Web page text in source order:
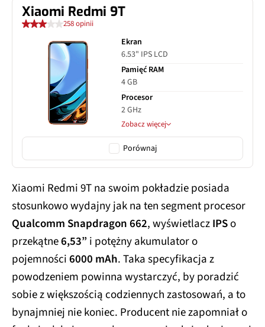
Xiaomi Redmi 9T
258 opinii
Ekran
6.53" IPS LCD
Pamięć RAM
4 GB
Procesor
2 GHz
Zobacz więcej
Porównaj
Xiaomi Redmi 9T na swoim pokładzie posiada
stosunkowo wydajny jak na ten segment procesor
Qualcomm Snapdragon 662, wyświetlaczIPSo
przekątne6,53” i potężny akumulator o
pojemności6000 mAh. Taka specyfikacja z
powodzeniem powinna wystarczyć, by poradzić
sobie z większością codziennych zastosowań, a to
bynajmniej nie koniec. Producent nie zapomniał o